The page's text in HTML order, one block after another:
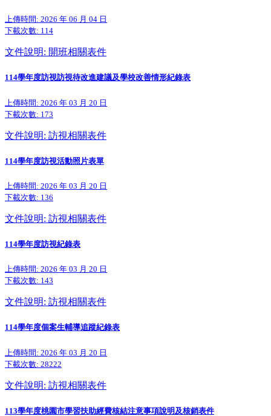
上傳時間: 2026 年 06 月 04 日
下載次數: 114
文件說明: 開班相關表件
114學年度訪視訪視待改進建議及學校改善情形紀錄表
上傳時間: 2026 年 03 月 20 日
下載次數: 173
文件說明: 訪視相關表件
114學年度訪視活動照片表單
上傳時間: 2026 年 03 月 20 日
下載次數: 136
文件說明: 訪視相關表件
114學年度訪視紀錄表
上傳時間: 2026 年 03 月 20 日
下載次數: 143
文件說明: 訪視相關表件
114學年度個案生輔導追蹤紀錄表
上傳時間: 2026 年 03 月 20 日
下載次數: 28222
文件說明: 訪視相關表件
113學年度桃園市學習扶助經費核結注意事項說明及核銷表件